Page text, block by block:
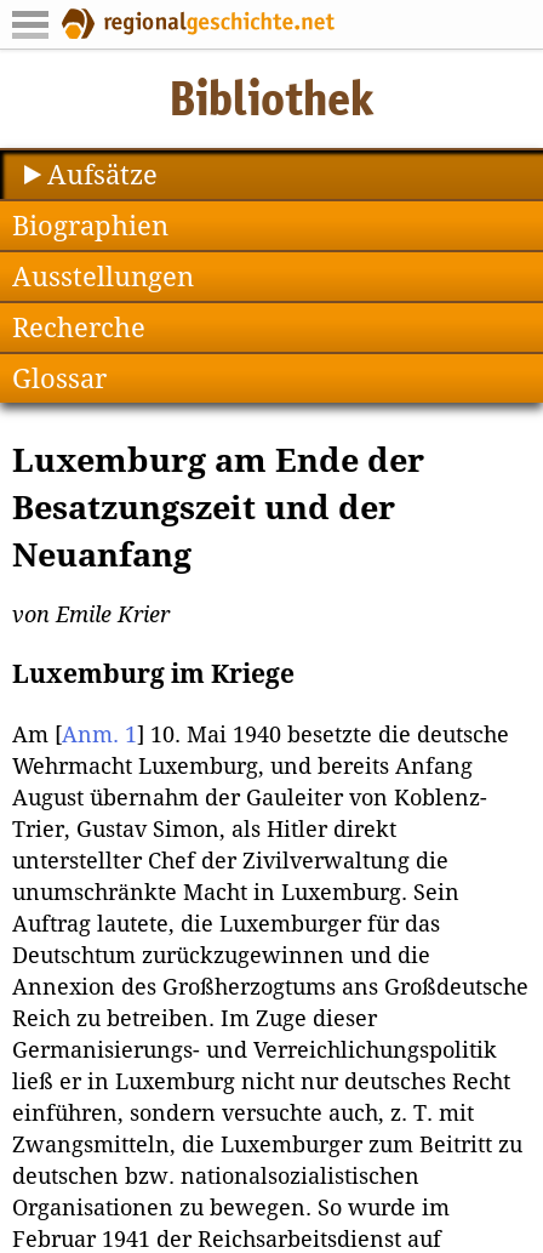
Aufsätze
Biographien
Ausstellungen
Recherche
Glossar
Luxemburg am Ende der
Besatzungszeit und der
Neuanfang
von Emile Krier
Luxemburg im Kriege
Am [Anm. 1] 10. Mai 1940 besetzte die deutsche
Wehrmacht Luxemburg, und bereits Anfang
August übernahm der Gauleiter von Koblenz-
Trier, Gustav Simon, als Hitler direkt
unterstellter Chef der Zivilverwaltung die
unumschränkte Macht in Luxemburg. Sein
Auftrag lautete, die Luxemburger für das
Deutschtum zurückzugewinnen und die
Annexion des Großherzogtums ans Großdeutsche
Reich zu betreiben. Im Zuge dieser
Germanisierungs- und Verreichlichungspolitik
ließ er in Luxemburg nicht nur deutsches Recht
einführen, sondern versuchte auch, z. T. mit
Zwangsmitteln, die Luxemburger zum Beitritt zu
deutschen bzw. nationalsozialistischen
Organisationen zu bewegen. So wurde im
Februar 1941 der Reichsarbeitsdienst auf